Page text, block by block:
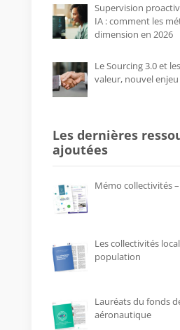
Supervision
IA : comment les
dimension en 2026
Le Sourcing 3.0 et
valeur, nouvel enjeu
Les dernières
ajoutées
Mémo collectivités
Les collectivités
population
Lauréats du fonds
aéronautique